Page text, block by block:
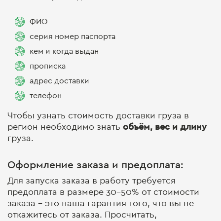
ФИО
серия номер паспорта
кем и когда выдан
прописка
адрес доставки
телефон
Чтобы узнать стоимость доставки груза в
регион необходимо знать объём, вес и длину
груза.
Оформление заказа и предоплата:
Для запуска заказа в работу требуется
предоплата в размере 30-50% от стоимости
заказа - это наша гарантия того, что вы не
откажитесь от заказа. Просчитать,